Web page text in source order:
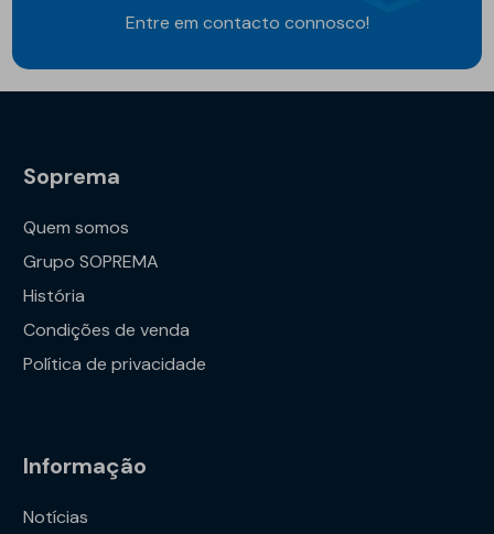
Entre em contacto connosco!
Soprema
Quem somos
Grupo SOPREMA
História
Condições de venda
Política de privacidade
Informação
Notícias